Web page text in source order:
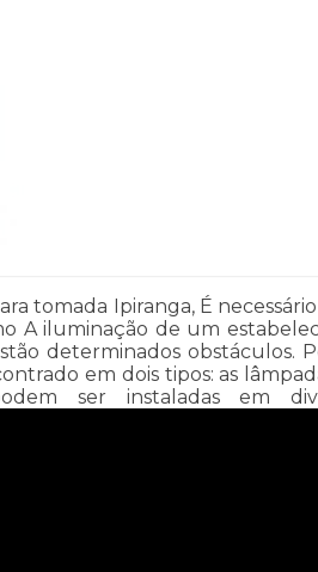
tomada Ipiranga, É
A iluminação de um
determinados
em dois tipos: as
ser instaladas em